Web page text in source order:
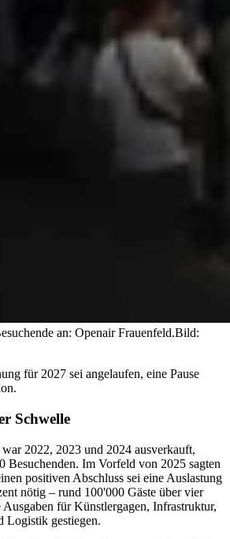
an: Openair Frauenfeld.Bild:
für 2027 sei angelaufen, eine Pause
Schwelle
2022, 2023 und 2024 ausverkauft,
Besuchenden. Im Vorfeld von 2025 sagten
positiven Abschluss sei eine Auslastung
nötig – rund 100'000 Gäste über vier
Ausgaben für Künstlergagen, Infrastruktur,
Logistik gestiegen.